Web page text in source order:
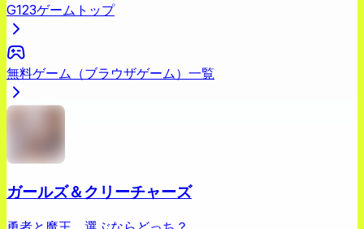
G123ゲームトップ
無料ゲーム（ブラウザゲーム）一覧
ガールズ＆クリーチャーズ